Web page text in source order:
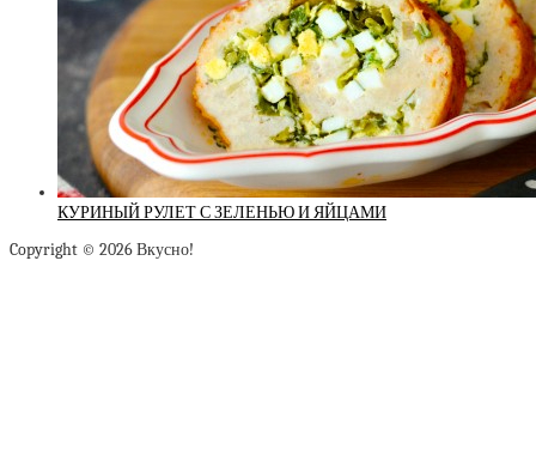
КУРИНЫЙ РУЛЕТ С ЗЕЛЕНЬЮ И ЯЙЦАМИ
Copyright © 2026 Вкусно!